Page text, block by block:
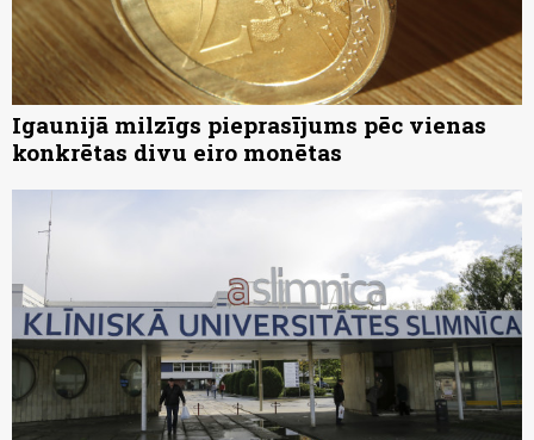
Igaunijā milzīgs pieprasījums pēc vienas
konkrētas divu eiro monētas